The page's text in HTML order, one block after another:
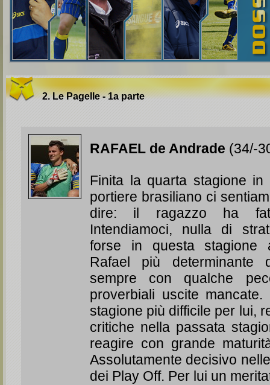
2. Le Pagelle - 1a parte
RAFAEL de Andrade (34/-
Finita la quarta stagione
portiere brasiliano ci
dire: il ragazzo ha
Intendiamoci, nulla di
forse in questa stagione
Rafael più determinante
sempre con qualche
proverbiali uscite
stagione più difficile per lui,
critiche nella passata
reagire con grande
Assolutamente decisivo
dei Play Off. Per lui un